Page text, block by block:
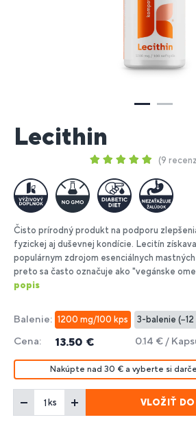
Lecithin
9
Čisto prírodný produkt na podporu
fyzickej aj duševnej kondície. Lecitín
populárnym zdrojom esenciálnych
preto sa často označuje ako "vegánske
popis
Balenie: 1200 mg/100 kps 3-balenie (−12
Cena: 13.50 € 0.14 € /
Nakúpte nad 30 € a vyberte si
ks VLOŽIŤ